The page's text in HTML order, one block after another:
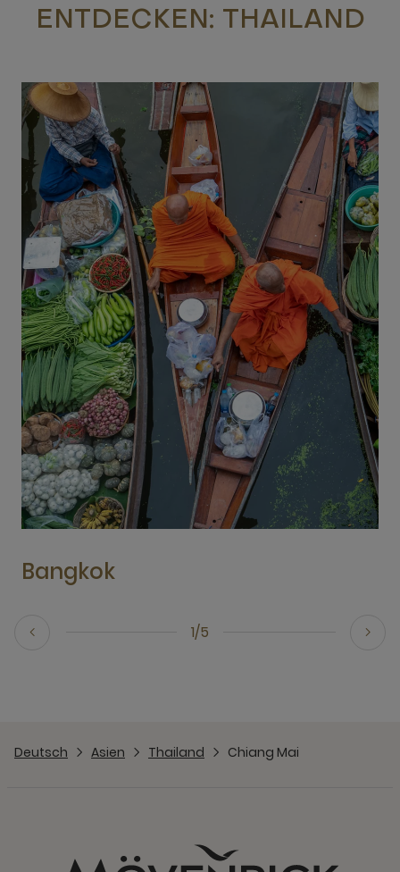
ENTDECKEN: THAILAND
1/5
Bangkok
Deutsch Asien Thailand Chiang Mai